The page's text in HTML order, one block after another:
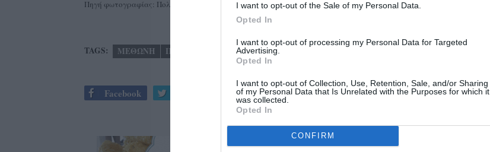
I want to opt-out of the Sale of my Personal Data.
Opted In
I want to opt-out of processing my Personal Data for Targeted
Advertising.
Opted In
I want to opt-out of Collection, Use, Retention, Sale, and/or Sharing
of my Personal Data that Is Unrelated with the Purposes for which it
was collected.
Opted In
CONFIRM
Πηγή φωτογραφίας: Πολυτεχνείο Κρήτης
TAGS: ΜΕΘΩΝΗ ΠΟΛΥΤΕΧΝΕΙΟ ΚΡΗΤΗΣ
Facebook